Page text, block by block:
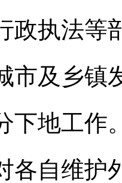
政执法等
市及乡
下地工作
各自维护